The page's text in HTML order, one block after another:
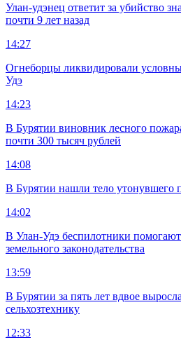
Улан-удэнец ответит за убийство
почти 9 лет назад
14:27
Огнеборцы ликвидировали
Удэ
14:23
В Бурятии виновник лесного
почти 300 тысяч рублей
14:08
В Бурятии нашли тело утонувшего
14:02
В Улан-Удэ беспилотники
земельного законодательства
13:59
В Бурятии за пять лет вдвое
сельхозтехнику
12:33